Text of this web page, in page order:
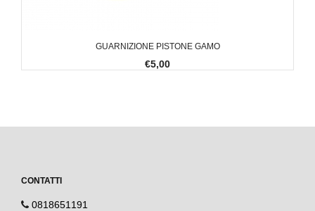
GUARNIZIONE PISTONE GAMO
€5,00
CONTATTI
0818651191